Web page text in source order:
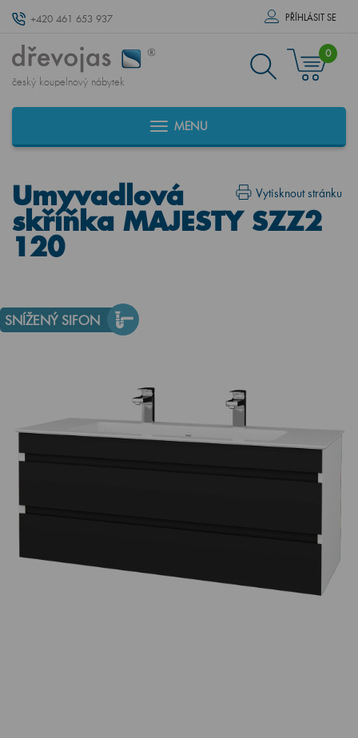
+420 461 653 937 PŘÍHLÁSIT SE
český koupelnový nábytek
0
MENU
Vytisknout stránku
Umyvadlová
skříňka MAJESTY SZZ2
120
SNÍŽENÝ SIFON